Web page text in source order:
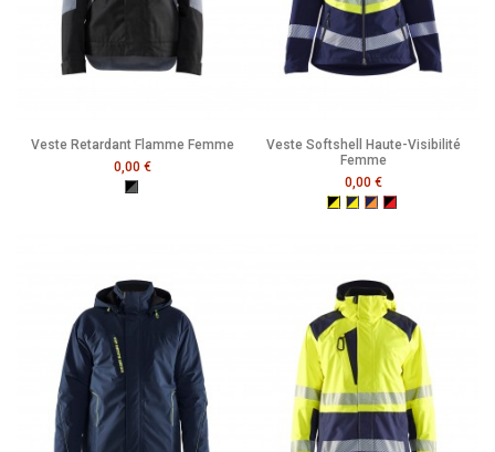
Veste Retardant Flamme Femme
0,00 €
Noir/Gris Clair
Veste Softshell Haute-Visibilité
Femme
0,00 €
Noir/Jaune Fluo
Marine/Jaune Fluo
Marine/Orange Fluo
Noir/Rouge Fluo